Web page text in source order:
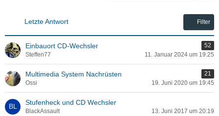
Letzte Antwort Filter
Einbauort CD-Wechsler
52
Steffen77
11. Januar 2024 um 19:25
Multimedia System Nachrüsten
21
Ossi
19. Juni 2020 um 19:45
Stufenheck und CD Wechsler
BlackAssault 13. Juni 2017 um 20:19